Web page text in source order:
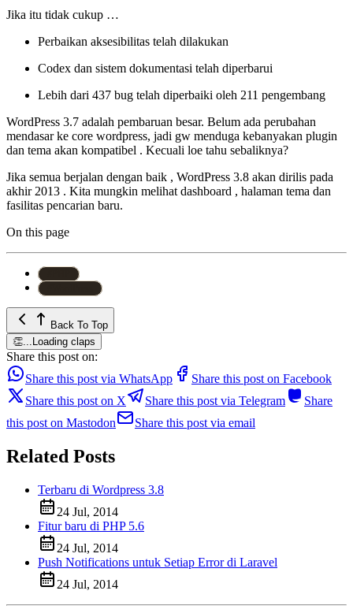
Jika itu tidak cukup …
Perbaikan aksesibilitas telah dilakukan
Codex dan sistem dokumentasi telah diperbarui
Lebih dari 437 bug telah diperbaiki oleh 211 pengembang
WordPress 3.7 adalah pembaruan besar. Belum ada perubahan
mendasar ke core wordpress, jadi gw menduga kebanyakan plugin
dan tema akan kompatibel . Kecuali loe tahu sebaliknya?
Jika semua berjalan dengan baik , WordPress 3.8 akan dirilis pada
akhir 2013 . Kita mungkin melihat dashboard , halaman tema dan
fasilitas pencarian baru.
On this page
Back To Top
👏... Loading claps
Share this post on:
Share this post via WhatsApp
Share this post on Facebook
Share this post on X
Share this post via Telegram
Share
this post on Mastodon
Share this post via email
Related Posts
Terbaru di Wordpress 3.8
24 Jul, 2014
Fitur baru di PHP 5.6
24 Jul, 2014
Push Notifications untuk Setiap Error di Laravel
24 Jul, 2014